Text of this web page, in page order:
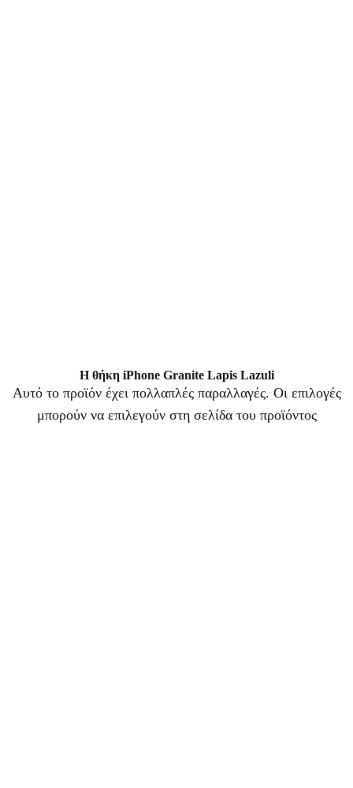
Η θήκη iPhone Granite Lapis Lazuli
Αυτό το προϊόν έχει πολλαπλές παραλλαγές. Οι επιλογές
μπορούν να επιλεγούν στη σελίδα του προϊόντος